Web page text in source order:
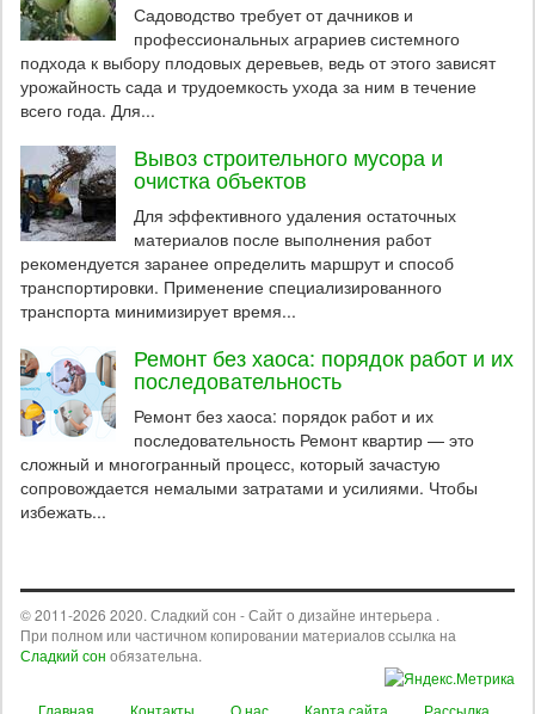
Садоводство требует от дачников и
профессиональных аграриев системного
подхода к выбору плодовых деревьев, ведь от этого зависят
урожайность сада и трудоемкость ухода за ним в течение
всего года. Для...
Вывоз строительного мусора и
очистка объектов
Для эффективного удаления остаточных
материалов после выполнения работ
рекомендуется заранее определить маршрут и способ
транспортировки. Применение специализированного
транспорта минимизирует время...
Ремонт без хаоса: порядок работ и их
последовательность
Ремонт без хаоса: порядок работ и их
последовательность Ремонт квартир — это
сложный и многогранный процесс, который зачастую
сопровождается немалыми затратами и усилиями. Чтобы
избежать...
© 2011-2026 2020. Сладкий сон - Сайт о дизайне интерьера .
При полном или частичном копировании материалов ссылка на
Сладкий сон обязательна.
Главная Контакты О нас Карта сайта Рассылка